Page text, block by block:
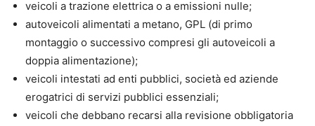
veicoli a trazione elettrica o a emissioni nulle;
autoveicoli alimentati a metano, GPL (di primo
montaggio o successivo compresi gli autoveicoli a
doppia alimentazione);
veicoli intestati ad enti pubblici, società ed aziende
erogatrici di servizi pubblici essenziali;
veicoli che debbano recarsi alla revisione obbligatoria